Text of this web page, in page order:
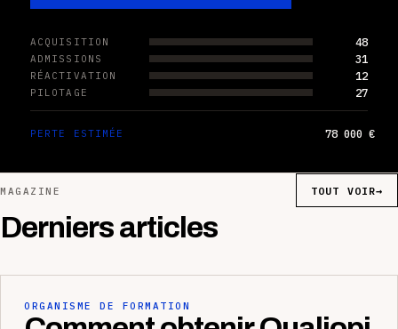
ACQUISITION 48
ADMISSIONS 31
RÉACTIVATION 12
PILOTAGE 27
PERTE ESTIMÉE 78 000 €
MAGAZINE
Derniers articles
TOUT VOIR→
ORGANISME DE FORMATION